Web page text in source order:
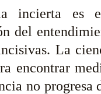
incierta es
del
La
encontrar
no